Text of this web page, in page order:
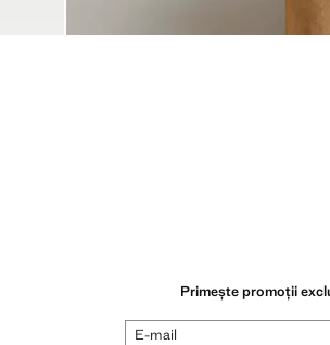
Primește promoții
E-mail